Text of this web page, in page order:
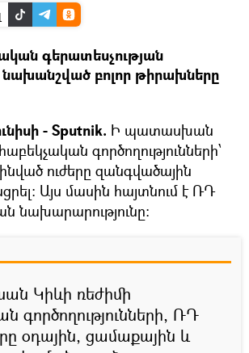
գերատեսչության
բոլոր թիրախները
- Sputnik. Ի պատասխան
գործողությունների՝
ուժերը զանգվածային
Այս մասին հայտնում է ՌԴ
նախարարությունը:
Կիևի ռեժիմի
գործողությունների, ՌԴ
օդային, ցամաքային և